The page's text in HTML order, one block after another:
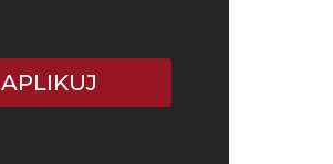
APLIKUJ